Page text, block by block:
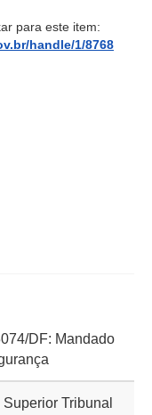
para este item:
handle/1/8768
DF: Mandado
Superior Tribunal